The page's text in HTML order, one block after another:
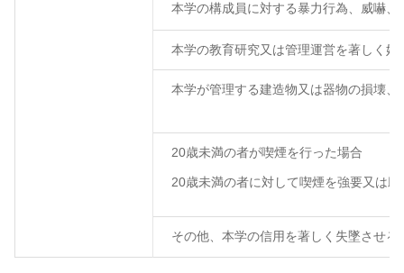
本学の構成員に対する暴力行為、威嚇、
本学の教育研究又は管理運営を著しく妨
本学が管理する建造物又は器物の損壊
20歳未満の者が喫煙を行った場合
20歳未満の者に対して喫煙を強要又は助
その他、本学の信用を著しく失墜させる